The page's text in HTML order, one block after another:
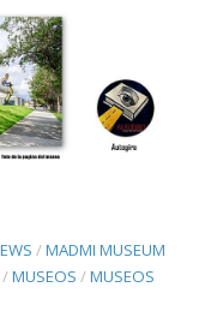
/MADMI MUSEUM
/MUSEOS /MUSEOS